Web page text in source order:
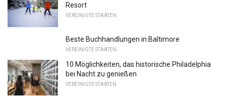
Resort
VEREINIGTE STAATEN
Beste Buchhandlungen in Baltimore
VEREINIGTE STAATEN
10 Möglichkeiten, das historische Philadelphia
bei Nacht zu genießen
VEREINIGTE STAATEN